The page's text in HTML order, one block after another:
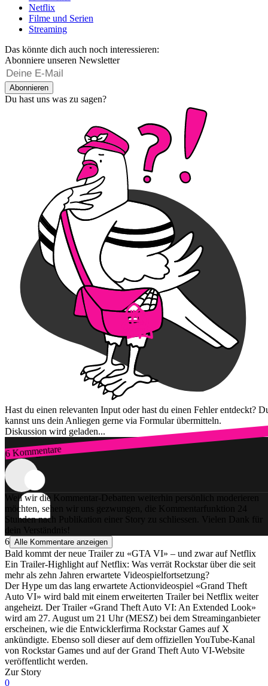
Netflix
Filme und Serien
Streaming
Das könnte dich auch noch interessieren:
Abonniere unseren Newsletter
Abonnieren
Du hast uns was zu sagen?
Hast du einen relevanten Input oder hast du einen Fehler entdeckt?
kannst uns dein Anliegen gerne via Formular übermitteln.
Diskussion wird geladen...
6 Kommentare
Zum Login
Weil wir die Kommentar-Debatten weiterhin persönlich moderieren
möchten, sehen wir uns gezwungen, die Kommentarfunktion 24
Stunden nach Publikation einer Story zu schliessen. Vielen Dank für
dein Verständnis!
6 Alle Kommentare anzeigen
Bald kommt der neue Trailer zu «GTA VI» – und zwar auf Netflix
Ein Trailer-Highlight auf Netflix: Was verrät Rockstar über die seit
mehr als zehn Jahren erwartete Videospielfortsetzung?
Der Hype um das lang erwartete Actionvideospiel «Grand Theft
Auto VI» wird bald mit einem erweiterten Trailer bei Netflix weiter
angeheizt. Der Trailer «Grand Theft Auto VI: An Extended Look»
wird am 27. August um 21 Uhr (MESZ) bei dem Streaminganbieter
erscheinen, wie die Entwicklerfirma Rockstar Games auf X
ankündigte. Ebenso soll dieser auf dem offiziellen YouTube-Kanal
von Rockstar Games und auf der Grand Theft Auto VI-Website
veröffentlicht werden.
Zur Story
0